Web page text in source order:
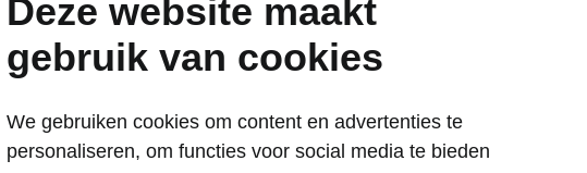
Deze website maakt
gebruik van cookies
We gebruiken cookies om content en advertenties te
personaliseren, om functies voor social media te bieden